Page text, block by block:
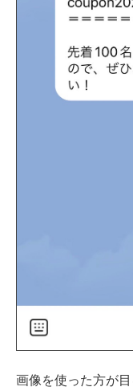
画像を使った方が